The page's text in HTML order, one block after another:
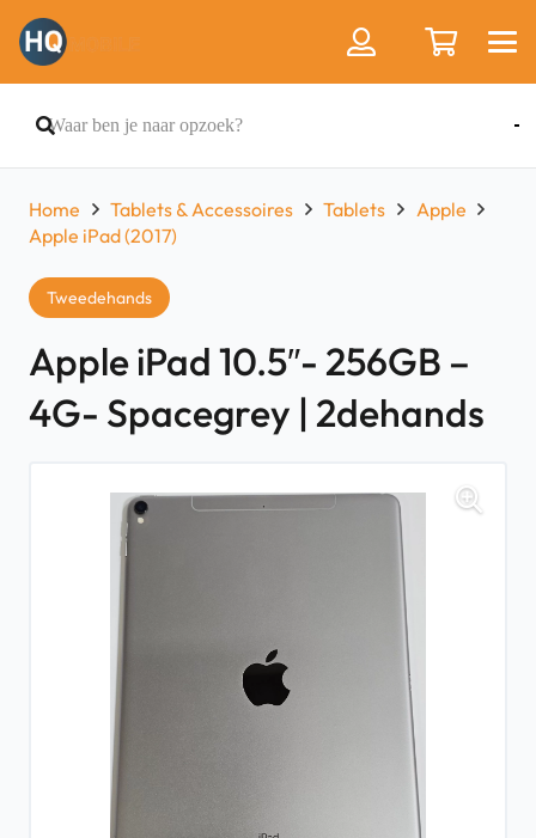
Home Tablets & Accessoires Tablets
Apple
Apple iPad (2017)
Tweedehands
Apple iPad 10.5″- 256GB –
4G- Spacegrey | 2dehands